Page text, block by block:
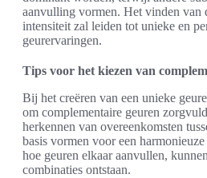
aanvulling vormen. Het vinden van
intensiteit zal leiden tot unieke en
geurervaringen.
Tips voor het kiezen van
Bij het creëren van een unieke
om complementaire geuren
herkennen van overeenkomsten
basis vormen voor een
hoe geuren elkaar aanvullen,
combinaties ontstaan.